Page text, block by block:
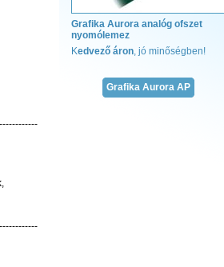
analóg ofszet
, jó minőségben!
Megadjuk a módját!
Teljes kötészeti kínálat
ragasztó